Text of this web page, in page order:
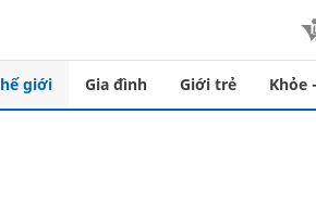
giới Gia đình Giới trẻ Khỏe